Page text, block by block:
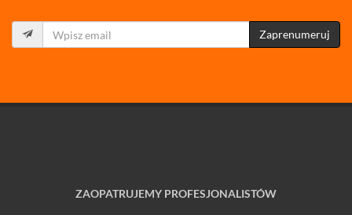
Zaprenumeruj
ZAOPATRUJEMY PROFESJONALISTÓW